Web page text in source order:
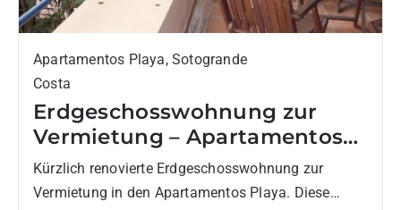
Apartamentos Playa, Sotogrande
Costa
Erdgeschosswohnung zur
Vermietung – Apartamentos
Playa
Kürzlich renovierte Erdgeschosswohnung zur
Vermietung in den Apartamentos Playa. Diese